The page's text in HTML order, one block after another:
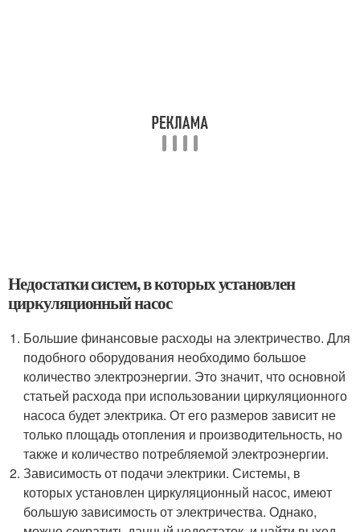
Недостатки систем, в которых установлен
циркуляционный насос
Большие финансовые расходы на электричество. Для
подобного оборудования необходимо большое
количество электроэнергии. Это значит, что основной
статьей расхода при использовании циркуляционного
насоса будет электрика. От его размеров зависит не
только площадь отопления и производительность, но
также и количество потребляемой электроэнергии.
Зависимость от подачи электрики. Системы, в
которых установлен циркуляционный насос, имеют
большую зависимость от электричества. Однако,